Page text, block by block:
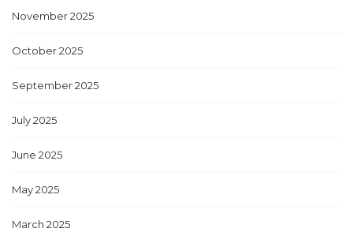
November 2025
October 2025
September 2025
July 2025
June 2025
May 2025
March 2025